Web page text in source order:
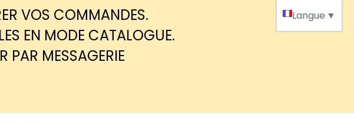
VOS COMMANDES.
EN MODE CATALOGUE.
PAR MESSAGERIE
Langue ▼